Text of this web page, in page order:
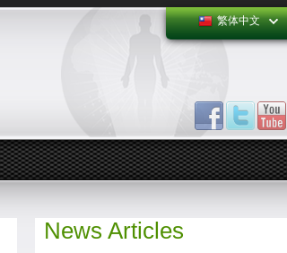
繁体中文
News Articles